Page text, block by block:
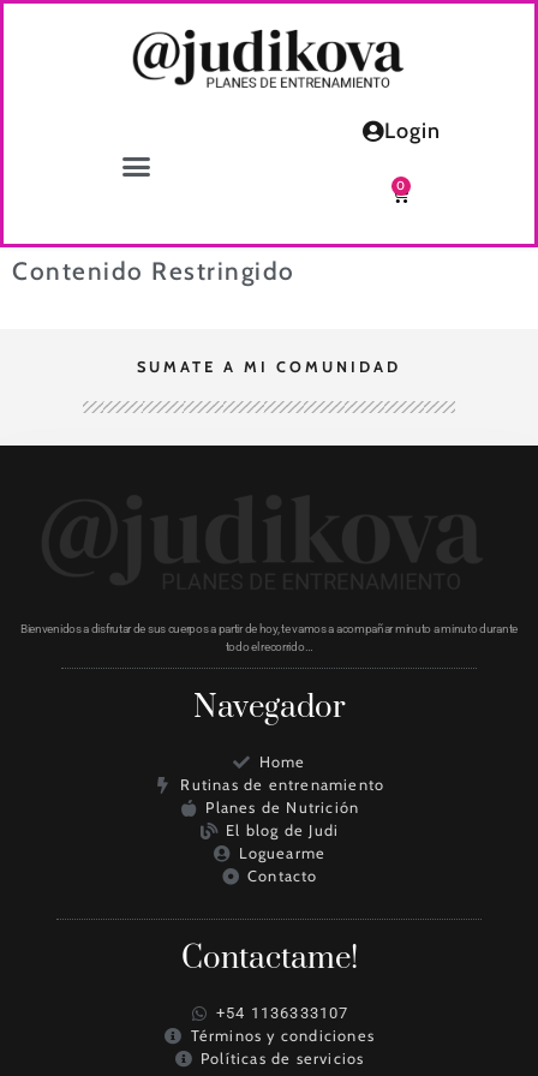
Login
0
Contenido Restringido
SUMATE A MI COMUNIDAD
Bienvenidos a disfrutar de sus cuerpos a partir de hoy, te vamos a acompañar minuto a minuto durante
todo el recorrido…
Navegador
Home
Rutinas de entrenamiento
Planes de Nutrición
El blog de Judi
Loguearme
Contacto
Contactame!
+54 1136333107
Términos y condiciones
Políticas de servicios